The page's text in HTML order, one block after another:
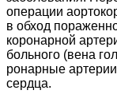
операции
в обход
коронарной
больного (вена
ронарные
сердца.